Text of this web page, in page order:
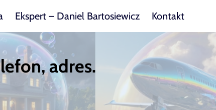
Ekspert – Daniel Bartosiewicz Kontakt
adres.